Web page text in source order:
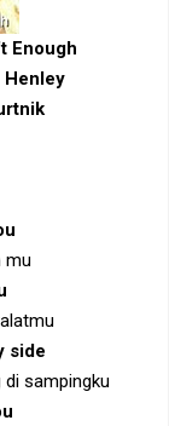
Enough
Henley
mu
side
sampingku